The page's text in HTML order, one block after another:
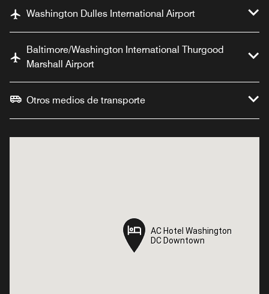
Washington Dulles International Airport
Baltimore/Washington International Thurgood
Marshall Airport
Otros medios de transporte
AC Hotel Washington
DC Downtown
AC Hotel Washington
DC Downtown